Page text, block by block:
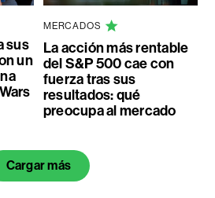
sus
un
MERCADOS
La acción más rentable
del S&P 500 cae con
fuerza tras sus
resultados: qué
preocupa al mercado
Cargar más